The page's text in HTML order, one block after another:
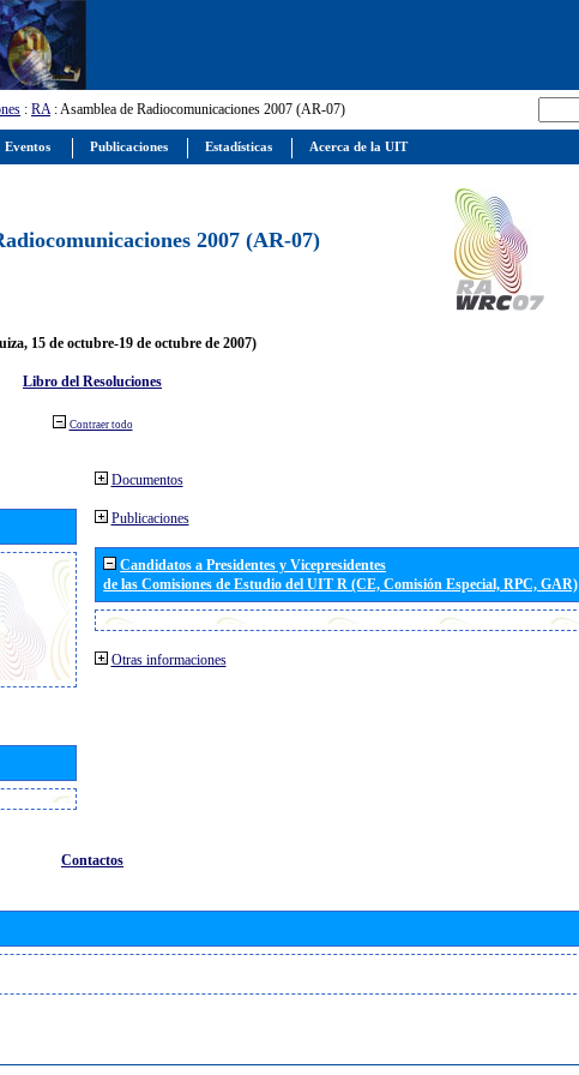
: RA: Asamblea de Radiocomunicaciones 2007 (AR-07)
2007 (AR-07)
15 de octubre-19 de octubre de 2007)
Libro del Resoluciones
Contraer todo
Documentos
Publicaciones
Candidatos a Presidentes y Vicepresidentes
de las Comisiones de Estudio del UIT R (CE, Comisión Especial, RPC, GAR)
Otras informaciones
Contactos
Eventos Publicaciones Estadísticas Acerca de la UIT